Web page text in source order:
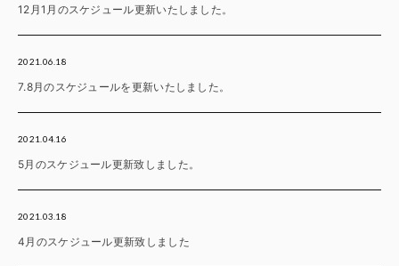
12月1月のスケジュール更新いたしました。
2021.06.18
7.8月のスケジュールを更新いたしました。
2021.04.16
5月のスケジュール更新致しました。
2021.03.18
4月のスケジュール更新致しました